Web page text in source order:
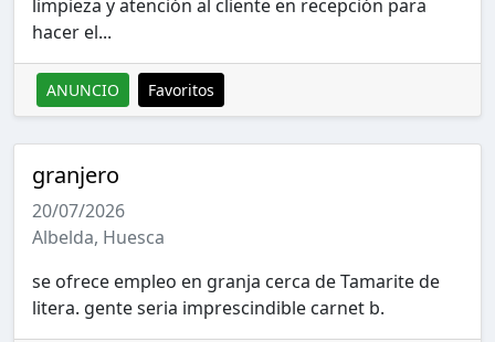
limpieza y atención al cliente en recepción para
hacer el...
ANUNCIO Favoritos
granjero
20/07/2026
Albelda, Huesca
se ofrece empleo en granja cerca de Tamarite de
litera. gente seria imprescindible carnet b.